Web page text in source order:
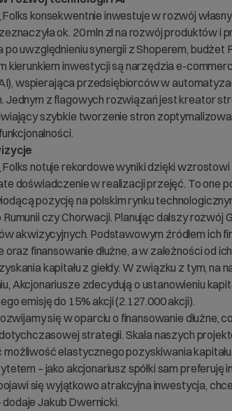
konsekwentnie inwestuje w rozwój
ok. 20 mln zł na rozwój produktów i
uwzględnieniu synergii z Shoperem, budżet
kierunkiem inwestycji są narzędzia e-
wspierająca przedsiębiorców w
Jednym z flagowych rozwiązań jest kreator
szybkie tworzenie stron
notuje rekordowe wyniki dzięki
doświadczenie w realizacji przejęć. To one
pozycję na polskim rynku
czy Chorwacji. Planując dalszy rozwój
akwizycyjnych. Podstawowym źródłem ich
oraz finansowanie dłużne, a w zależności od ich
kapitału z giełdy. W związku z tym, na
Akcjonariusze zdecydują o ustanowieniu
emisję do 15% akcji (2.127.000 akcji).
się w oparciu o finansowanie dłużne,
strategii. Skala naszych
elastycznego pozyskiwania
– jako akcjonariusz spółki sam preferuję
się wyjątkowo atrakcyjna inwestycja,
dodaje Jakub Dwernicki.